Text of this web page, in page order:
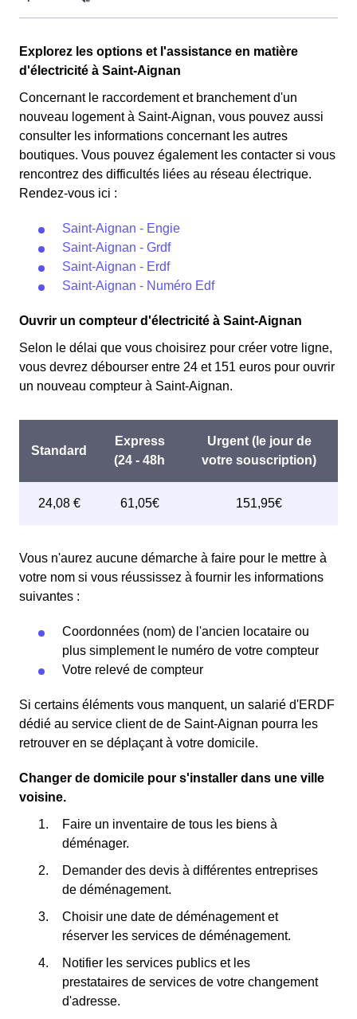
premiers KWh de chaque mois sont moins chers, et
permettent ainsi de réduire sa facture d'électricité si l'on
France et est disponible pour les Saint-Aignanais
clients Saint-Aignanais l'ayant choisie avant 1998. Elle
différencie deux tarifs : pendant 22 jours le prix de
l'électricité est quatre fois plus cher, tandis que tous les
autres jours de l'année, le prix est 20% moins cher par
rapport au tarif normal à Saint-Aignan. ⚡💸
Explorez les options et l'assistance en matière
d'électricité à Saint-Aignan
Concernant le raccordement et branchement d'un
nouveau logement à Saint-Aignan, vous pouvez aussi
consulter les informations concernant les autres
boutiques. Vous pouvez également les contacter si vous
rencontrez des difficultés liées au réseau électrique.
Rendez-vous ici :
Saint-Aignan - Engie
Saint-Aignan - Grdf
Saint-Aignan - Erdf
Saint-Aignan - Numéro Edf
Ouvrir un compteur d'électricité à Saint-Aignan
Selon le délai que vous choisirez pour créer votre ligne,
vous devrez débourser entre 24 et 151 euros pour ouvrir
un nouveau compteur à Saint-Aignan.
Vous n'aurez aucune démarche à faire pour le mettre à
votre nom si vous réussissez à fournir les informations
suivantes :
Coordonnées (nom) de l'ancien locataire ou
plus simplement le numéro de votre compteur
Votre relevé de compteur
Si certains éléments vous manquent, un salarié d'ERDF
dédié au service client de de Saint-Aignan pourra les
retrouver en se déplaçant à votre domicile.
Changer de domicile pour s'installer dans une ville
voisine.
Faire un inventaire de tous les biens à
déménager.
Demander des devis à différentes entreprises
de déménagement.
Choisir une date de déménagement et
réserver les services de déménagement.
Notifier les services publics et les
prestataires de services de votre changement
d'adresse.